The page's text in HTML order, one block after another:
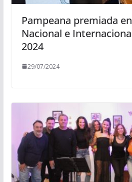
Pampeana premiada
Nacional e
2024
29/07/2024